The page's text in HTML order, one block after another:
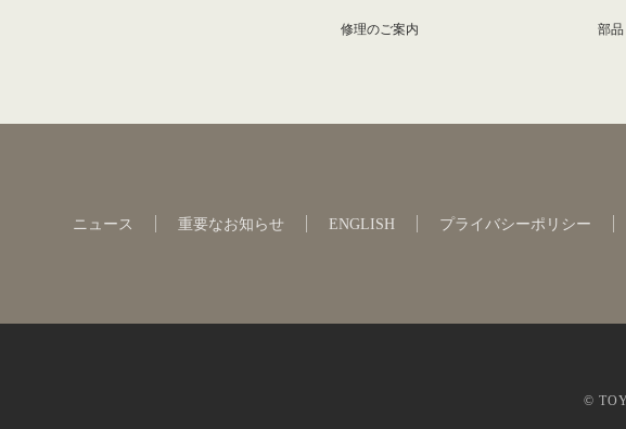
修理のご案内 部
ニュース 重要なお知らせ ENGLISH プライバシーポリシー
©